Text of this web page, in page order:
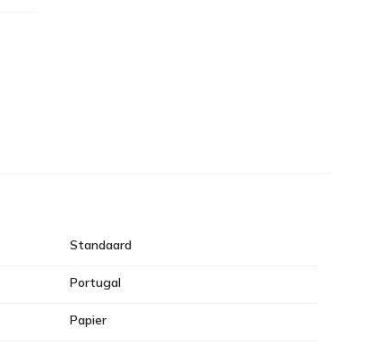
Standaard
Portugal
Papier